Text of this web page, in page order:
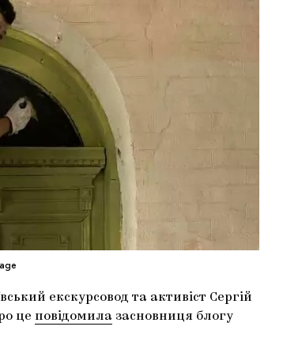
екскурсовод та активіст Сергій
це повідомила засновниця блогу